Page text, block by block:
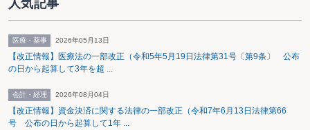
人気記事
医療・薬事 2026年05月13日
【改正情報】医療法の一部改正（令和5年5月19日法律第31号〔第9条〕 公布
の日から起算して3年を超 ...
会計・経理 2026年08月04日
【改正情報】資金決済に関する法律の一部改正（令和7年6月13日法律第66
号 公布の日から起算して1年 ...